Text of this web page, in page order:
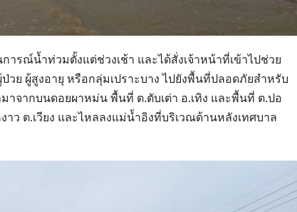
รณ์น้ำท่วมตั้งแต่ช่วงเช้า และได้สั่งเจ้าหน้าที่เข้าไปช่วย
ย ผู้สูงอายุ หรือกลุ่มเปราะบาง ไปยังพื้นที่ปลอดภัยสำหรับ
าจากบนดอยผาหม่น พื้นที่ ต.ตับเต่า อ.เทิง และพื้นที่ ต.ปอ
าว ต.เวียง และไหลลงแม่น้ำอิงที่บริเวณด้านหลังเทศบาล